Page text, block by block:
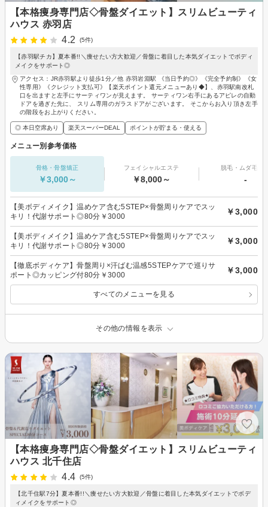
【本格痩身専門店◇骨盤ダイエット】スリムビューティ
ハウス 赤羽店
4.2
(5件)
【赤羽駅チカ】夏本番!!＼痩せたい方大歓迎／骨盤に着目した本気ダイエットでボディ
メイクをサポート◎
アクセス：JR赤羽駅より徒歩1分／他 赤羽岩淵駅 《当日予約◎》《完全予約制》《女
性専用》《クレジット支払可》【楽天ポイント還元メニューあり◆】、赤羽駅南改札
口を出ますと左手にサーティワンが見えます。 サーティワン右手にあるアピレの自動
ドアを過ぎた先に、 スリム専用のガラスドアがございます。 そこからお入り頂き左手
の階段をお上がりください。
◎ 本日空席あり 楽天スーパーDEAL ポイントが貯まる・使える
メニュー別参考価格
骨格・骨盤矯正
￥3,000～
フェイシャルエステ
￥8,000～
脱毛・ムダ毛処
-
【美ボディメイク】温めケア含む5STEP×骨盤周りケアでスッ
キリ！代謝サポート◎80分￥3000
￥3,000
【美ボディメイク】温めケア含む5STEP×骨盤周りケアでスッ
キリ！代謝サポート◎80分￥3000
￥3,000
【徹底ボディケア】骨盤周り×汗ばむ温感5STEPケアで巡りサ
ポート◎カッピング付80分￥3000
￥3,000
すべてのメニューを見る
その他の情報を表示
【本格痩身専門店◇骨盤ダイエット】スリムビューティ
ハウス 北千住店
4.4
(5件)
【北千住駅7分】夏本番!!＼痩せたい方大歓迎／骨盤に着目した本気ダイエットでボデ
ィメイクをサポート◎